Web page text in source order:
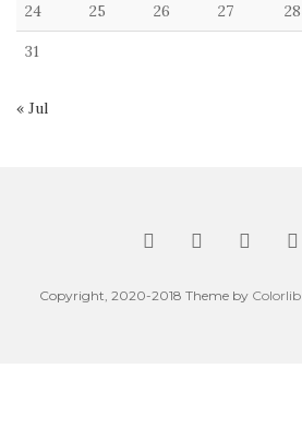
24 25 26 27 28
31
« Jul
Copyright, 2020-2018 Theme by Colorlib